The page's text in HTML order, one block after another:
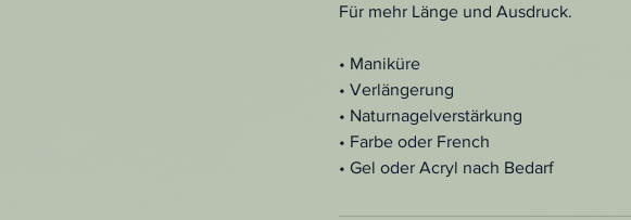
Für mehr Länge und Ausdruck.
• Maniküre
• Verlängerung
• Naturnagelverstärkung
• Farbe oder French
• Gel oder Acryl nach Bedarf